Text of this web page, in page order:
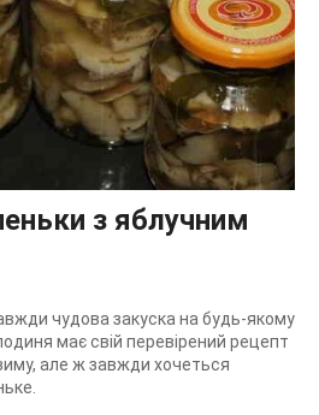
з яблучним
чудова закуска на будь-якому
має свій перевірений рецепт
але ж завжди хочеться